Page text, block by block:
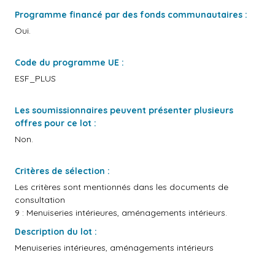
Programme financé par des fonds communautaires :
Oui.
Code du programme UE :
ESF_PLUS
Les soumissionnaires peuvent présenter plusieurs
offres pour ce lot :
Non.
Critères de sélection :
Les critères sont mentionnés dans les documents de
consultation
9 : Menuiseries intérieures, aménagements intérieurs.
Description du lot :
Menuiseries intérieures, aménagements intérieurs